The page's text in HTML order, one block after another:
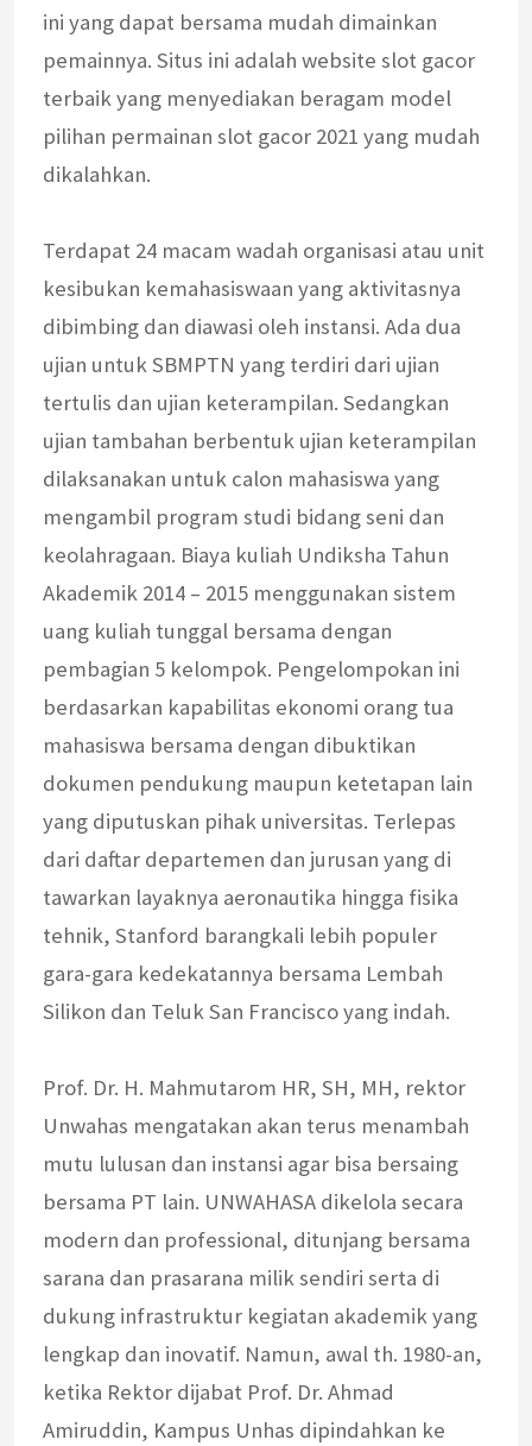
ini yang dapat bersama mudah dimainkan
pemainnya. Situs ini adalah website slot gacor
terbaik yang menyediakan beragam model
pilihan permainan slot gacor 2021 yang mudah
dikalahkan.
Terdapat 24 macam wadah organisasi atau unit
kesibukan kemahasiswaan yang aktivitasnya
dibimbing dan diawasi oleh instansi. Ada dua
ujian untuk SBMPTN yang terdiri dari ujian
tertulis dan ujian keterampilan. Sedangkan
ujian tambahan berbentuk ujian keterampilan
dilaksanakan untuk calon mahasiswa yang
mengambil program studi bidang seni dan
keolahragaan. Biaya kuliah Undiksha Tahun
Akademik 2014 – 2015 menggunakan sistem
uang kuliah tunggal bersama dengan
pembagian 5 kelompok. Pengelompokan ini
berdasarkan kapabilitas ekonomi orang tua
mahasiswa bersama dengan dibuktikan
dokumen pendukung maupun ketetapan lain
yang diputuskan pihak universitas. Terlepas
dari daftar departemen dan jurusan yang di
tawarkan layaknya aeronautika hingga fisika
tehnik, Stanford barangkali lebih populer
gara-gara kedekatannya bersama Lembah
Silikon dan Teluk San Francisco yang indah.
Prof. Dr. H. Mahmutarom HR, SH, MH, rektor
Unwahas mengatakan akan terus menambah
mutu lulusan dan instansi agar bisa bersaing
bersama PT lain. UNWAHASA dikelola secara
modern dan professional, ditunjang bersama
sarana dan prasarana milik sendiri serta di
dukung infrastruktur kegiatan akademik yang
lengkap dan inovatif. Namun, awal th. 1980-an,
ketika Rektor dijabat Prof. Dr. Ahmad
Amiruddin, Kampus Unhas dipindahkan ke